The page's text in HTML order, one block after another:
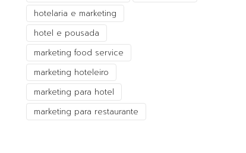
hotelaria e marketing
hotel e pousada
marketing food service
marketing hoteleiro
marketing para hotel
marketing para restaurante